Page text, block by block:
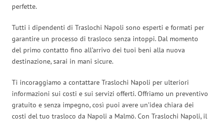
perfette.
Tutti i dipendenti di Traslochi Napoli sono esperti e formati per
garantire un processo di trasloco senza intoppi. Dal momento
del primo contatto fino all’arrivo dei tuoi beni alla nuova
destinazione, sarai in mani sicure.
Ti incoraggiamo a contattare Traslochi Napoli per ulteriori
informazioni sui costi e sui servizi offerti. Offriamo un preventivo
gratuito e senza impegno, così puoi avere un’idea chiara dei
costi del tuo trasloco da Napoli a Malmö. Con Traslochi Napoli, il